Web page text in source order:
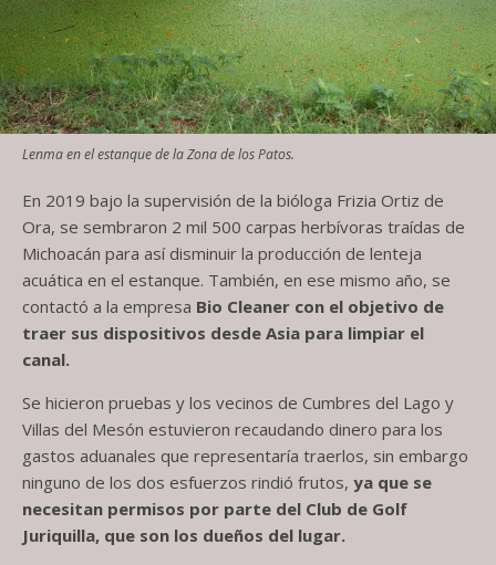
Lenma en el estanque de la Zona de los Patos.
En 2019 bajo la supervisión de la bióloga Frizia Ortiz de
Ora, se sembraron 2 mil 500 carpas herbívoras traídas de
Michoacán para así disminuir la producción de lenteja
acuática en el estanque. También, en ese mismo año, se
contactó a la empresa Bio Cleaner con el objetivo de
traer sus dispositivos desde Asia para limpiar el
canal.
Se hicieron pruebas y los vecinos de Cumbres del Lago y
Villas del Mesón estuvieron recaudando dinero para los
gastos aduanales que representaría traerlos, sin embargo
ninguno de los dos esfuerzos rindió frutos, ya que se
necesitan permisos por parte del Club de Golf
Juriquilla, que son los dueños del lugar.